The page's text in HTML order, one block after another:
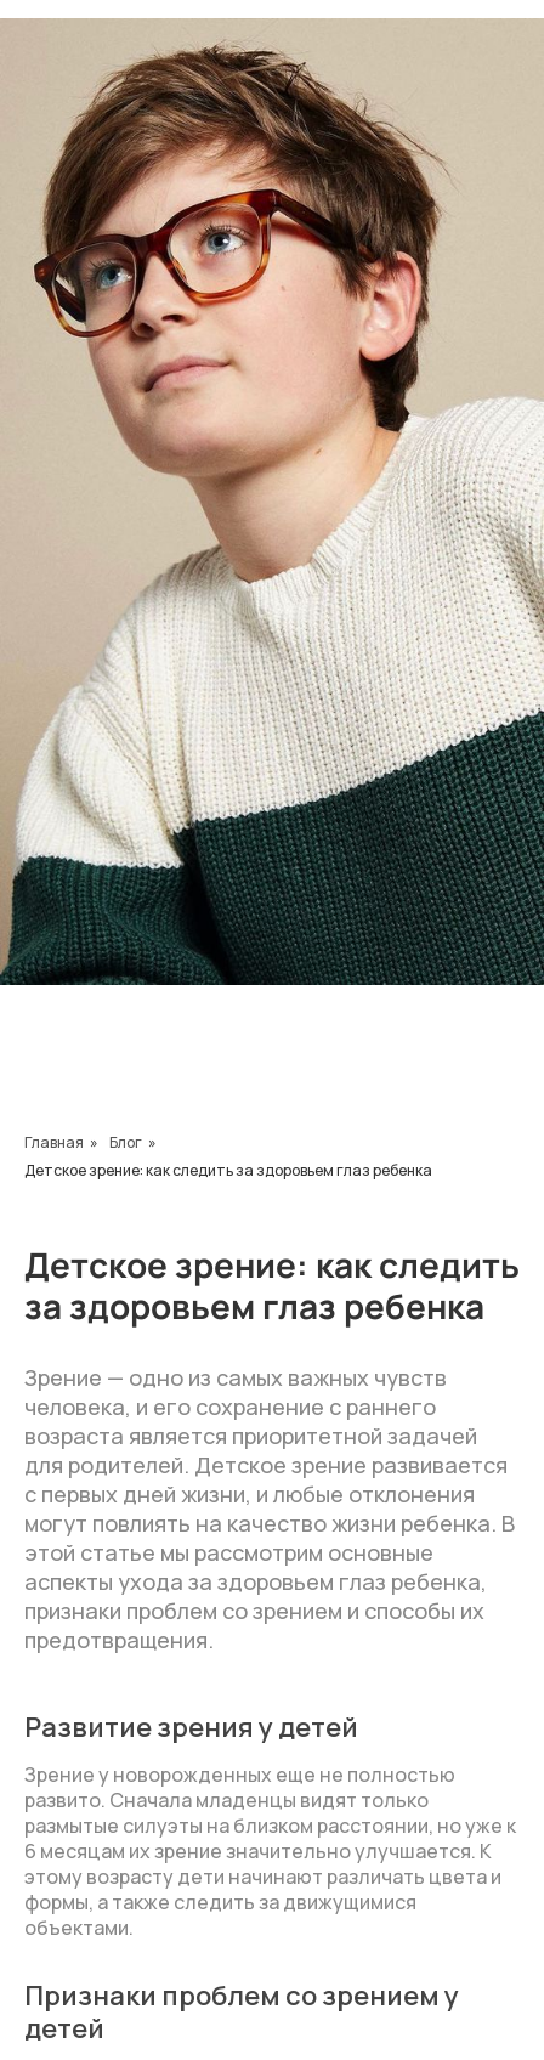
Главная » Блог »
Детское зрение: как следить за здоровьем глаз ребенка
Детское зрение: как следить
за здоровьем глаз ребенка
Зрение — одно из самых важных чувств
человека, и его сохранение с раннего
возраста является приоритетной задачей
для родителей. Детское зрение развивается
с первых дней жизни, и любые отклонения
могут повлиять на качество жизни ребенка. В
этой статье мы рассмотрим основные
аспекты ухода за здоровьем глаз ребенка,
признаки проблем со зрением и способы их
предотвращения.
Развитие зрения у детей
Зрение у новорожденных еще не полностью
развито. Сначала младенцы видят только
размытые силуэты на близком расстоянии, но уже к
6 месяцам их зрение значительно улучшается. К
этому возрасту дети начинают различать цвета и
формы, а также следить за движущимися
объектами.
Признаки проблем со зрением у
детей